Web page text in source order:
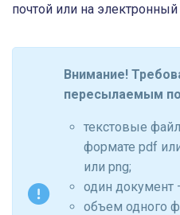
почтой или на
Внимание!
пересылаемым по
текстовые
формате pdf
или png;
один документ
объем одного